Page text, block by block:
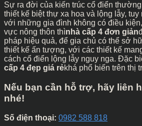
Sự ra đời của kiến trúc cổ điển
thiết kế biệt thự xa hoa và lộng lẫy,
với những gia đình không có điều
vực nông thôn thìnhà cấp 4 đơn giản
pháp hiệu quả, để gia chủ có thể sở
thiết kế ấn tượng, với các thiết kế
cách cổ điển lộng lẫy nguy nga. Đặc
cấp 4 đẹp giá rẻkhá phổ biến trên thị
Nếu bạn cần hỗ trợ, hãy liên
nhé!
Số điện thoại: 0982 588 818